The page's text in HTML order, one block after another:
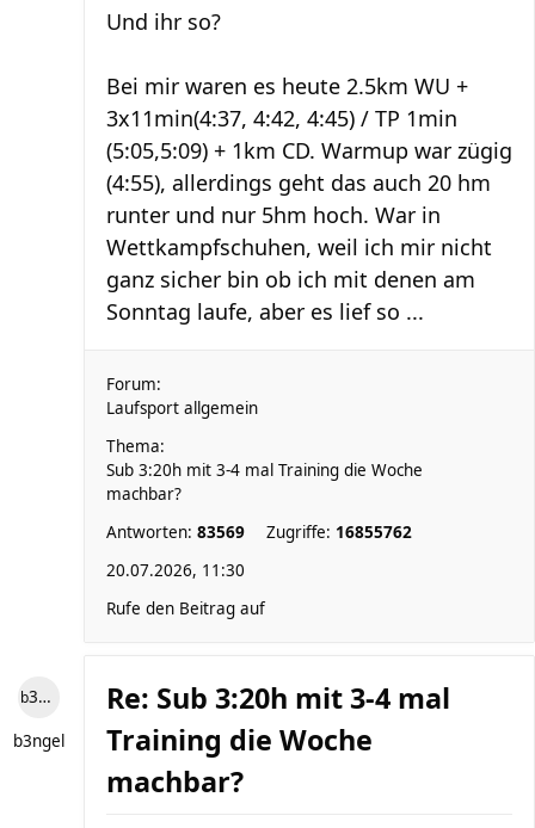
Und ihr so?
Bei mir waren es heute 2.5km WU +
3x11min(4:37, 4:42, 4:45) / TP 1min
(5:05,5:09) + 1km CD. Warmup war zügig
(4:55), allerdings geht das auch 20 hm
runter und nur 5hm hoch. War in
Wettkampfschuhen, weil ich mir nicht
ganz sicher bin ob ich mit denen am
Sonntag laufe, aber es lief so ...
Forum:
Laufsport allgemein
Thema:
Sub 3:20h mit 3-4 mal Training die Woche
machbar?
Antworten: 83569 Zugriffe: 16855762
20.07.2026, 11:30
Rufe den Beitrag auf
b3ngel
b3ngel
Re: Sub 3:20h mit 3-4 mal
Training die Woche
machbar?